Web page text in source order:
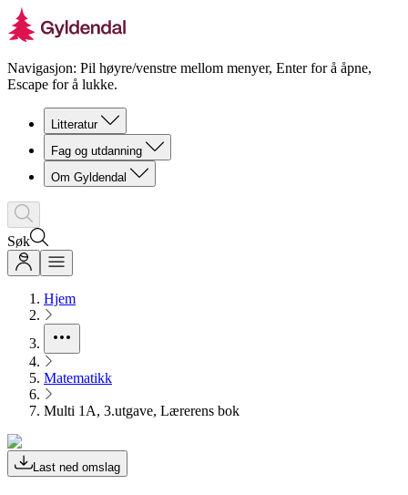
Navigasjon: Pil høyre/venstre mellom menyer, Enter for å åpne,
Escape for å lukke.
Litteratur
Fag og utdanning
Om Gyldendal
Søk
Hjem
Matematikk
Multi 1A, 3.utgave, Lærerens bok
Last ned omslag